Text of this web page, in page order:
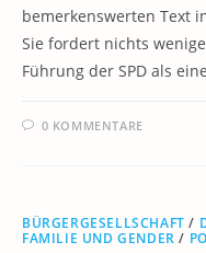
bemerkenswerten Text
Sie fordert nichts
Führung der SPD als
0 KOMMENTARE
BÜRGERGESELLSCHAFT /
FAMILIE UND GENDER /